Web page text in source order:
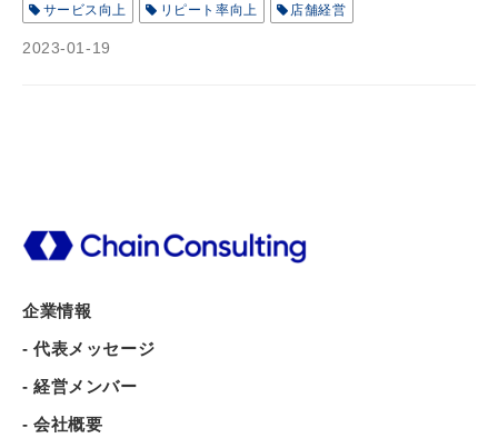
サービス向上 リピート率向上 店舗経営
2023-01-19
企業情報
- 代表メッセージ
- 経営メンバー
- 会社概要